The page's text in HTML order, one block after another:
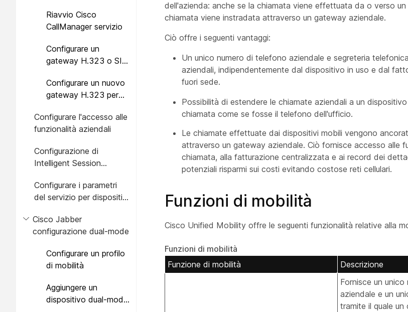
Access
Riavvio Cisco
CallManager servizio
Configurare un
gateway H.323 o SIP
Access
Configurare un nuovo
gateway H.323 per
Configurare l'accesso alle
funzionalità aziendali
Configurazione di
Intelligent Session
Configurare i parametri
del servizio per dispositivi
Cisco Jabber
configurazione dual-mode
Configurare un profilo
di mobilità
Aggiungere un
dispositivo dual-mode
dell'azienda: anche se la chiamata viene effettuata da o verso
chiamata viene instradata attraverso un gateway aziendale.
Ciò offre i seguenti vantaggi:
Un unico numero di telefono aziendale e segreteria
aziendali, indipendentemente dal dispositivo in uso e dal
fuori sede.
Possibilità di estendere le chiamate aziendali a un
chiamata come se fosse il telefono dell'ufficio.
Le chiamate effettuate dai dispositivi mobili vengono
attraverso un gateway aziendale. Ciò fornisce accesso alle
chiamata, alla fatturazione centralizzata e ai record dei
potenziali risparmi sui costi evitando costose reti cellulari.
Funzioni di mobilità
Cisco Unified Mobility offre le seguenti funzionalità relative alla
Funzioni di mobilità
Funzione di mobilità
Descrizione
Fornisce un
aziendale e un
tramite il quale